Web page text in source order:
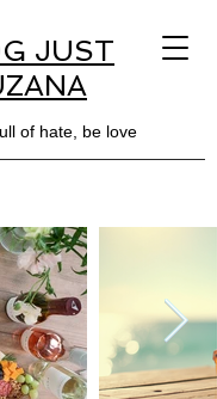
JUST
of hate, be love